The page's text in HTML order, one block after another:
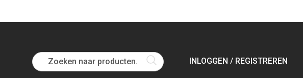
Zoeken naar producten... INLOGGEN / REGISTREREN